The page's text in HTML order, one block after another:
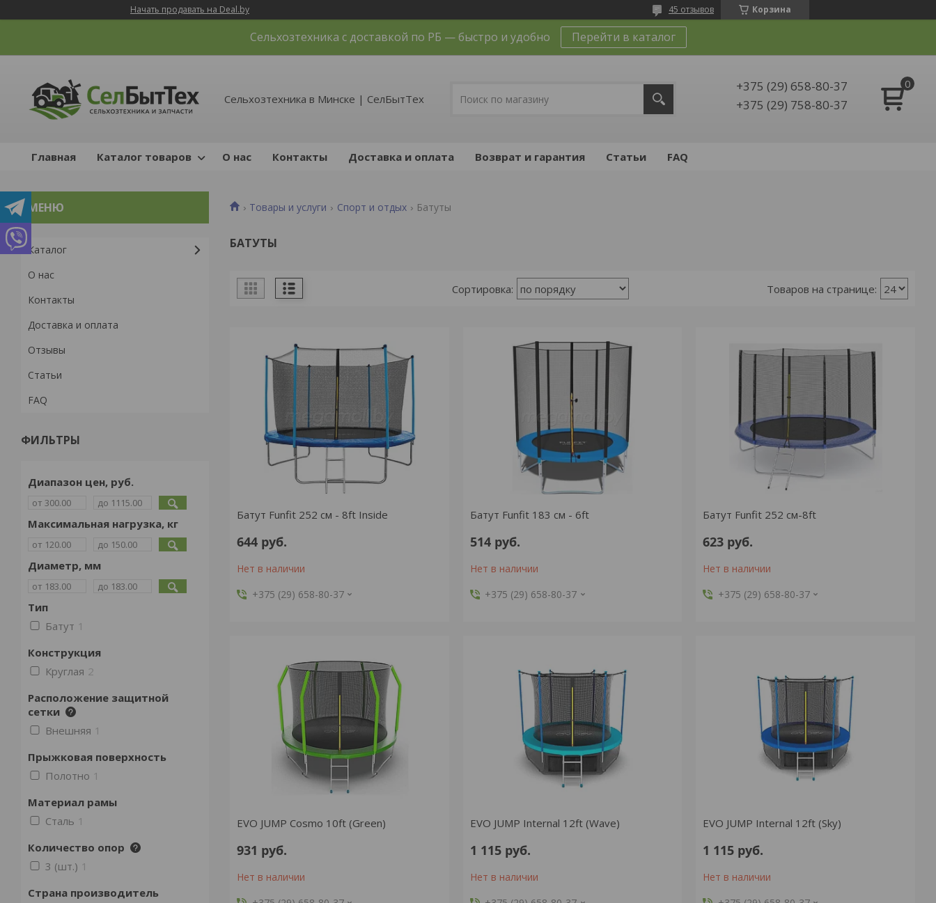
Начать продавать на Deal.by Корзина
45 отзывов
Сельхозтехника с доставкой по РБ — быстро и удобно Перейти в каталог
Сельхозтехника в Минске | СелБытТех
+375 (29) 658-80-37
+375 (29) 758-80-37
Главная Каталог товаров О нас Контакты Доставка и оплата Возврат и гарантия Статьи FAQ
Товары и услуги Спорт и отдых Батуты
БАТУТЫ
Батут Funfit 252 см - 8ft Inside
644 руб.
Нет в наличии
+375 (29) 658-80-37
Батут Funfit 183 см - 6ft
514 руб.
Нет в наличии
+375 (29) 658-80-37
Батут Funfit 252 см-8ft
623 руб.
Нет в наличии
+375 (29) 658-80-37
EVO JUMP Cosmo 10ft (Green)
931 руб.
Нет в наличии
EVO JUMP Internal 12ft (Wave)
1 115 руб.
Нет в наличии
EVO JUMP Internal 12ft (Sky)
1 115 руб.
Нет в наличии
Каталог
О нас
Контакты
Доставка и оплата
Отзывы
Статьи
FAQ
ФИЛЬТРЫ
Диапазон цен, руб.
Максимальная нагрузка, кг
Диаметр, мм
Тип
Батут 1
Конструкция
Круглая 2
Расположение защитной
сетки
Внешняя 1
Прыжковая поверхность
Полотно 1
Материал рамы
Сталь 1
Количество опор
3 (шт.) 1
Страна производитель